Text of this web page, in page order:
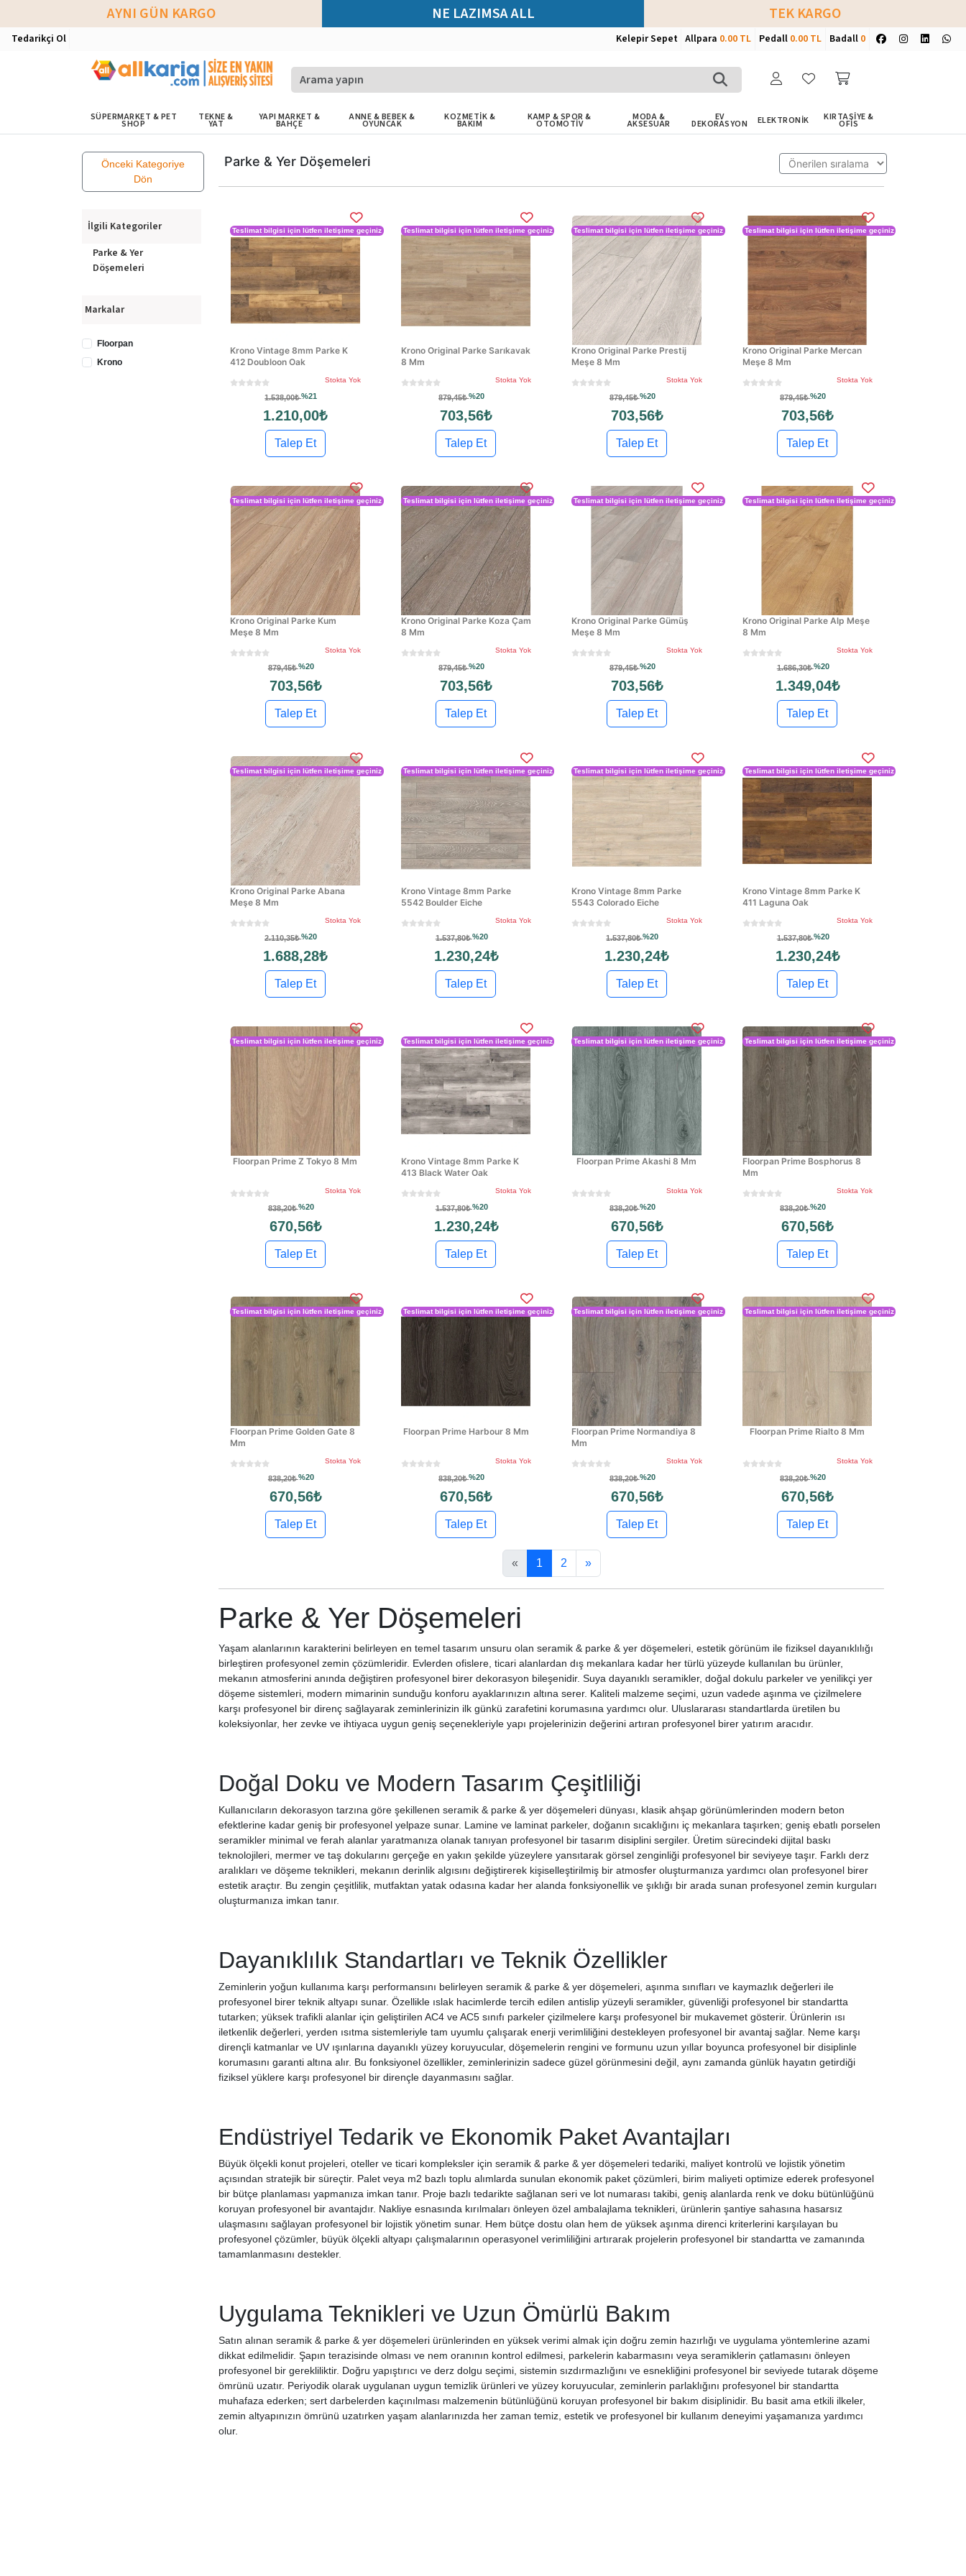
AYNI GÜN KARGO NE LAZIMSA ALL TEK KARGO
Tedarikçi Ol Kelepir Sepet Allpara 0.00 TL Pedall 0.00 TL Badall 0
SÜPERMARKET & PET
SHOP
TEKNE &
YAT
YAPI MARKET &
BAHÇE
ANNE & BEBEK &
OYUNCAK
KOZMETİK &
BAKIM
KAMP & SPOR &
OTOMOTİV
MODA &
AKSESUAR
EV
DEKORASYON ELEKTRONİK KIRTASİYE &
OFİS
Önceki Kategoriye
Dön
İlgili Kategoriler
Parke & Yer
Döşemeleri
Markalar
Floorpan
Krono
Parke & Yer Döşemeleri
Krono Vintage 8mm Parke K
412 Doubloon Oak
Teslimat bilgisi için lütfen iletişime geçiniz
Stokta Yok
1.538,00₺%21
1.210,00₺
Talep Et
Krono Original Parke Sarıkavak
8 Mm
Teslimat bilgisi için lütfen iletişime geçiniz
Stokta Yok
879,45₺%20
703,56₺
Talep Et
Krono Original Parke Prestij
Meşe 8 Mm
Teslimat bilgisi için lütfen iletişime geçiniz
Stokta Yok
879,45₺%20
703,56₺
Talep Et
Krono Original Parke Mercan
Meşe 8 Mm
Teslimat bilgisi için lütfen iletişime geçiniz
Stokta Yok
879,45₺%20
703,56₺
Talep Et
Krono Original Parke Kum
Meşe 8 Mm
Teslimat bilgisi için lütfen iletişime geçiniz
Stokta Yok
879,45₺%20
703,56₺
Talep Et
Krono Original Parke Koza Çam
8 Mm
Teslimat bilgisi için lütfen iletişime geçiniz
Stokta Yok
879,45₺%20
703,56₺
Talep Et
Krono Original Parke Gümüş
Meşe 8 Mm
Teslimat bilgisi için lütfen iletişime geçiniz
Stokta Yok
879,45₺%20
703,56₺
Talep Et
Krono Original Parke Alp Meşe
8 Mm
Teslimat bilgisi için lütfen iletişime geçiniz
Stokta Yok
1.686,30₺%20
1.349,04₺
Talep Et
Krono Original Parke Abana
Meşe 8 Mm
Teslimat bilgisi için lütfen iletişime geçiniz
Stokta Yok
2.110,35₺%20
1.688,28₺
Talep Et
Krono Vintage 8mm Parke
5542 Boulder Eiche
Teslimat bilgisi için lütfen iletişime geçiniz
Stokta Yok
1.537,80₺%20
1.230,24₺
Talep Et
Krono Vintage 8mm Parke
5543 Colorado Eiche
Teslimat bilgisi için lütfen iletişime geçiniz
Stokta Yok
1.537,80₺%20
1.230,24₺
Talep Et
Krono Vintage 8mm Parke K
411 Laguna Oak
Teslimat bilgisi için lütfen iletişime geçiniz
Stokta Yok
1.537,80₺%20
1.230,24₺
Talep Et
Floorpan Prime Z Tokyo 8 Mm
Teslimat bilgisi için lütfen iletişime geçiniz
Stokta Yok
838,20₺%20
670,56₺
Talep Et
Krono Vintage 8mm Parke K
413 Black Water Oak
Teslimat bilgisi için lütfen iletişime geçiniz
Stokta Yok
1.537,80₺%20
1.230,24₺
Talep Et
Floorpan Prime Akashi 8 Mm
Teslimat bilgisi için lütfen iletişime geçiniz
Stokta Yok
838,20₺%20
670,56₺
Talep Et
Floorpan Prime Bosphorus 8
Mm
Teslimat bilgisi için lütfen iletişime geçiniz
Stokta Yok
838,20₺%20
670,56₺
Talep Et
Floorpan Prime Golden Gate 8
Mm
Teslimat bilgisi için lütfen iletişime geçiniz
Stokta Yok
838,20₺%20
670,56₺
Talep Et
Floorpan Prime Harbour 8 Mm
Teslimat bilgisi için lütfen iletişime geçiniz
Stokta Yok
838,20₺%20
670,56₺
Talep Et
Floorpan Prime Normandiya 8
Mm
Teslimat bilgisi için lütfen iletişime geçiniz
Stokta Yok
838,20₺%20
670,56₺
Talep Et
Floorpan Prime Rialto 8 Mm
Teslimat bilgisi için lütfen iletişime geçiniz
Stokta Yok
838,20₺%20
670,56₺
Talep Et
« 1 2 »
Parke & Yer Döşemeleri
Yaşam alanlarının karakterini belirleyen en temel tasarım unsuru olan seramik & parke & yer döşemeleri, estetik görünüm ile fiziksel dayanıklılığı
birleştiren profesyonel zemin çözümleridir. Evlerden ofislere, ticari alanlardan dış mekanlara kadar her türlü yüzeyde kullanılan bu ürünler,
mekanın atmosferini anında değiştiren profesyonel birer dekorasyon bileşenidir. Suya dayanıklı seramikler, doğal dokulu parkeler ve yenilikçi yer
döşeme sistemleri, modern mimarinin sunduğu konforu ayaklarınızın altına serer. Kaliteli malzeme seçimi, uzun vadede aşınma ve çizilmelere
karşı profesyonel bir direnç sağlayarak zeminlerinizin ilk günkü zarafetini korumasına yardımcı olur. Uluslararası standartlarda üretilen bu
koleksiyonlar, her zevke ve ihtiyaca uygun geniş seçenekleriyle yapı projelerinizin değerini artıran profesyonel birer yatırım aracıdır.
Doğal Doku ve Modern Tasarım Çeşitliliği
Kullanıcıların dekorasyon tarzına göre şekillenen seramik & parke & yer döşemeleri dünyası, klasik ahşap görünümlerinden modern beton
efektlerine kadar geniş bir profesyonel yelpaze sunar. Lamine ve laminat parkeler, doğanın sıcaklığını iç mekanlara taşırken; geniş ebatlı porselen
seramikler minimal ve ferah alanlar yaratmanıza olanak tanıyan profesyonel bir tasarım disiplini sergiler. Üretim sürecindeki dijital baskı
teknolojileri, mermer ve taş dokularını gerçeğe en yakın şekilde yüzeylere yansıtarak görsel zenginliği profesyonel bir seviyeye taşır. Farklı derz
aralıkları ve döşeme teknikleri, mekanın derinlik algısını değiştirerek kişiselleştirilmiş bir atmosfer oluşturmanıza yardımcı olan profesyonel birer
estetik araçtır. Bu zengin çeşitlilik, mutfaktan yatak odasına kadar her alanda fonksiyonellik ve şıklığı bir arada sunan profesyonel zemin kurguları
oluşturmanıza imkan tanır.
Dayanıklılık Standartları ve Teknik Özellikler
Zeminlerin yoğun kullanıma karşı performansını belirleyen seramik & parke & yer döşemeleri, aşınma sınıfları ve kaymazlık değerleri ile
profesyonel birer teknik altyapı sunar. Özellikle ıslak hacimlerde tercih edilen antislip yüzeyli seramikler, güvenliği profesyonel bir standartta
tutarken; yüksek trafikli alanlar için geliştirilen AC4 ve AC5 sınıfı parkeler çizilmelere karşı profesyonel bir mukavemet gösterir. Ürünlerin ısı
iletkenlik değerleri, yerden ısıtma sistemleriyle tam uyumlu çalışarak enerji verimliliğini destekleyen profesyonel bir avantaj sağlar. Neme karşı
dirençli katmanlar ve UV ışınlarına dayanıklı yüzey koruyucular, döşemelerin rengini ve formunu uzun yıllar boyunca profesyonel bir disiplinle
korumasını garanti altına alır. Bu fonksiyonel özellikler, zeminlerinizin sadece güzel görünmesini değil, aynı zamanda günlük hayatın getirdiği
fiziksel yüklere karşı profesyonel bir dirençle dayanmasını sağlar.
Endüstriyel Tedarik ve Ekonomik Paket Avantajları
Büyük ölçekli konut projeleri, oteller ve ticari kompleksler için seramik & parke & yer döşemeleri tedariki, maliyet kontrolü ve lojistik yönetim
açısından stratejik bir süreçtir. Palet veya m2 bazlı toplu alımlarda sunulan ekonomik paket çözümleri, birim maliyeti optimize ederek profesyonel
bir bütçe planlaması yapmanıza imkan tanır. Proje bazlı tedarikte sağlanan seri ve lot numarası takibi, geniş alanlarda renk ve doku bütünlüğünü
koruyan profesyonel bir avantajdır. Nakliye esnasında kırılmaları önleyen özel ambalajlama teknikleri, ürünlerin şantiye sahasına hasarsız
ulaşmasını sağlayan profesyonel bir lojistik yönetim sunar. Hem bütçe dostu olan hem de yüksek aşınma direnci kriterlerini karşılayan bu
profesyonel çözümler, büyük ölçekli altyapı çalışmalarının operasyonel verimliliğini artırarak projelerin profesyonel bir standartta ve zamanında
tamamlanmasını destekler.
Uygulama Teknikleri ve Uzun Ömürlü Bakım
Satın alınan seramik & parke & yer döşemeleri ürünlerinden en yüksek verimi almak için doğru zemin hazırlığı ve uygulama yöntemlerine azami
dikkat edilmelidir. Şapın terazisinde olması ve nem oranının kontrol edilmesi, parkelerin kabarmasını veya seramiklerin çatlamasını önleyen
profesyonel bir gerekliliktir. Doğru yapıştırıcı ve derz dolgu seçimi, sistemin sızdırmazlığını ve esnekliğini profesyonel bir seviyede tutarak döşeme
ömrünü uzatır. Periyodik olarak uygulanan uygun temizlik ürünleri ve yüzey koruyucular, zeminlerin parlaklığını profesyonel bir standartta
muhafaza ederken; sert darbelerden kaçınılması malzemenin bütünlüğünü koruyan profesyonel bir bakım disiplinidir. Bu basit ama etkili ilkeler,
zemin altyapınızın ömrünü uzatırken yaşam alanlarınızda her zaman temiz, estetik ve profesyonel bir kullanım deneyimi yaşamanıza yardımcı
olur.